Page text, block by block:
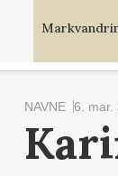
NAVNE 6. mar.